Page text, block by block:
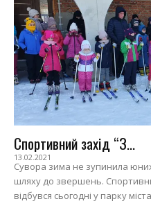
Спортивний захід “З...
13.02.2021
Сувора зима не зупинила
шляху до звершень.
відбувся сьогодні у парку